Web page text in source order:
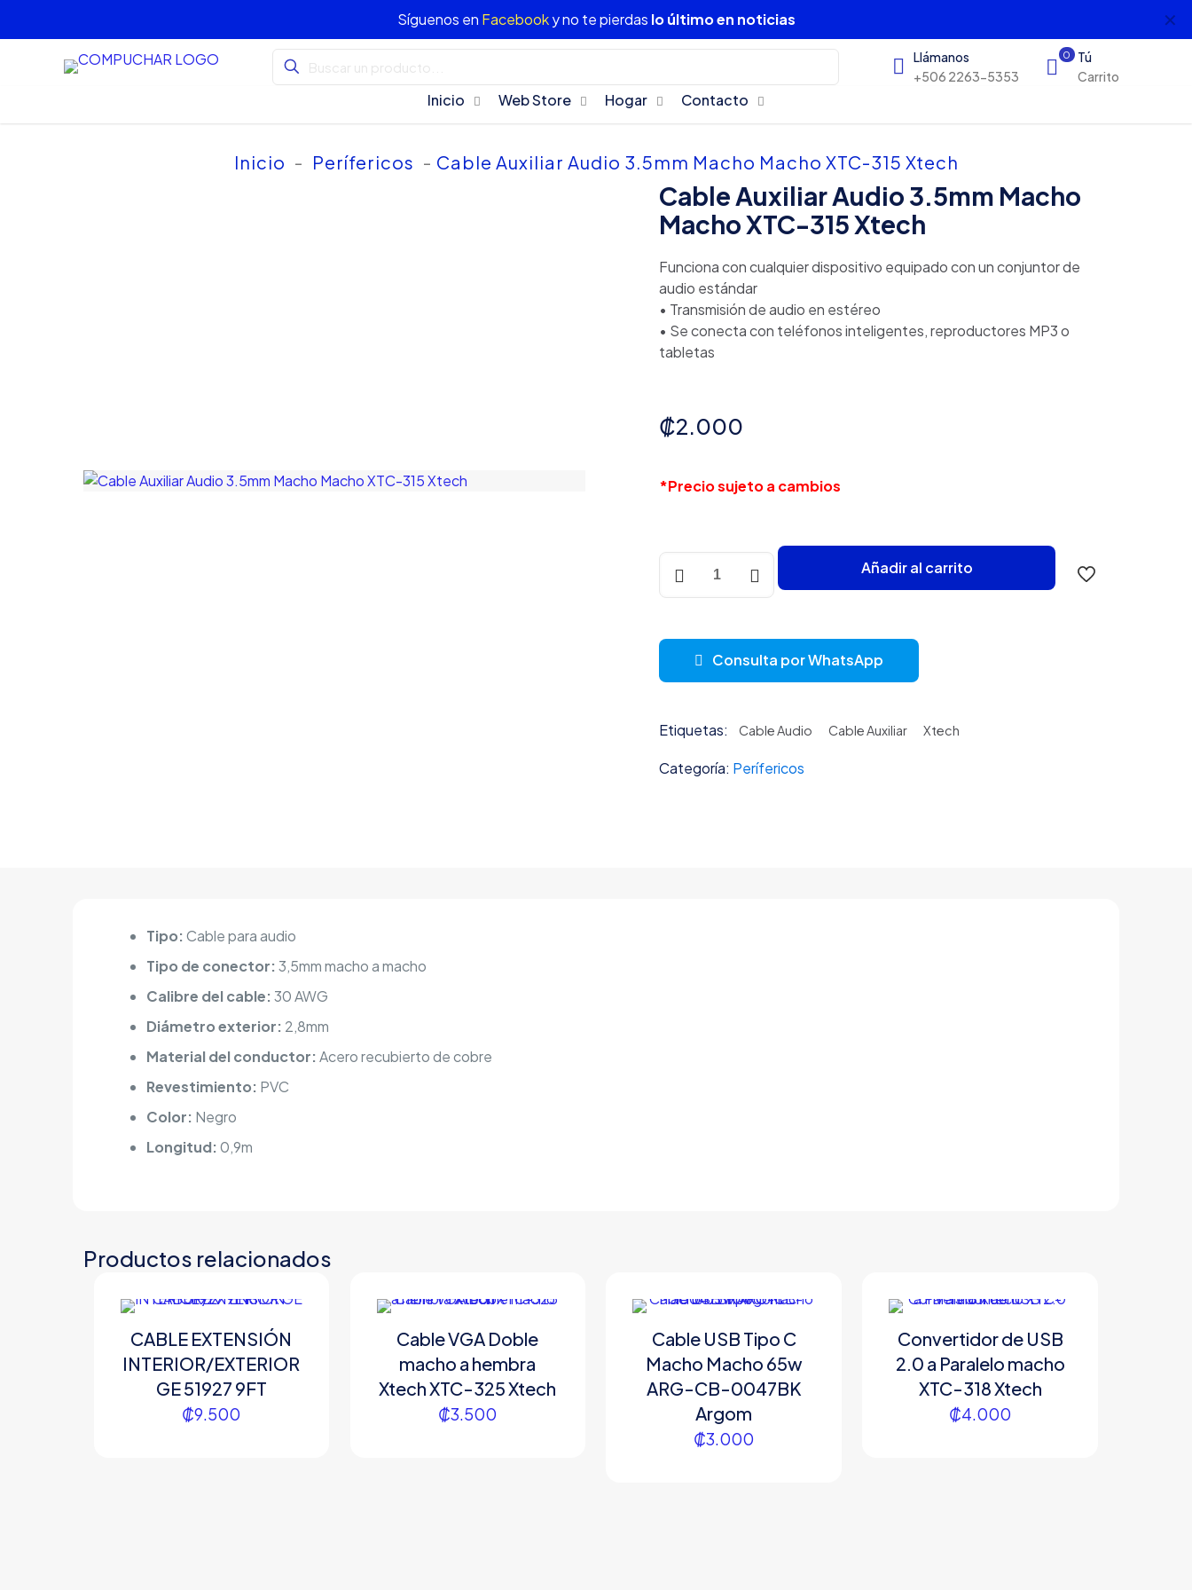
Síguenos en Facebooky no te pierdas lo último en noticias ✕
Llámanos
+506 2263-5353
0
Tú
Carrito
Inicio Web Store Hogar Contacto
Inicio - Perífericos - Cable Auxiliar Audio 3.5mm Macho Macho XTC-315 Xtech
Cable Auxiliar Audio 3.5mm Macho
Macho XTC-315 Xtech
Funciona con cualquier dispositivo equipado con un conjuntor de
audio estándar
• Transmisión de audio en estéreo
• Se conecta con teléfonos inteligentes, reproductores MP3 o
tabletas
₡2.000
*Precio sujeto a cambios
Cable
Auxiliar
Audio
Macho
Macho
XTC-
Xtech
Añadir al carrito
Consulta por WhatsApp
Etiquetas: Cable Audio Cable Auxiliar Xtech
Categoría: Perífericos
Tipo:Cable para audio
Tipo de conector:3,5mm macho a macho
Calibre del cable:30 AWG
Diámetro exterior: 2,8mm
Material del conductor:Acero recubierto de cobre
Revestimiento: PVC
Color: Negro
Longitud:0,9m
Productos relacionados
CABLE EXTENSIÓN
INTERIOR/EXTERIOR
GE 51927 9FT
₡9.500
Cable VGA Doble
macho a hembra
Xtech XTC-325 Xtech
₡3.500
Cable USB Tipo C
Macho Macho 65w
ARG-CB-0047BK
Argom
₡3.000
Convertidor de USB
2.0 a Paralelo macho
XTC-318 Xtech
₡4.000